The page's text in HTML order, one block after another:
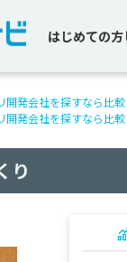
はじめての方
発会社を探すなら比較
発会社を探すなら比較
り